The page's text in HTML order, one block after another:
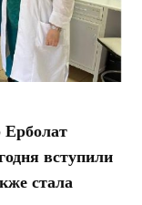
Ерболат
вступили
стала